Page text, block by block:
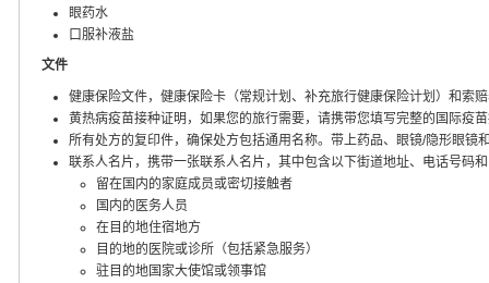
眼药水
口服补液盐
文件
健康保险文件，健康保险卡（常规计划、补充旅行健康保险计划）和索
黄热病疫苗接种证明，如果您的旅行需要，请携带您填写完整的国际疫
所有处方的复印件，确保处方包括通用名称。带上药品、眼镜/隐形眼镜
联系人名片，携带一张联系人名片，其中包含以下街道地址、电话号码
留在国内的家庭成员或密切接触者
国内的医务人员
在目的地住宿地方
目的地的医院或诊所（包括紧急服务）
驻目的地国家大使馆或领事馆